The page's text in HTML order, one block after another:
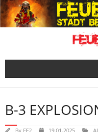
Skip
to
content
B-3
By FE2 19.01.2025